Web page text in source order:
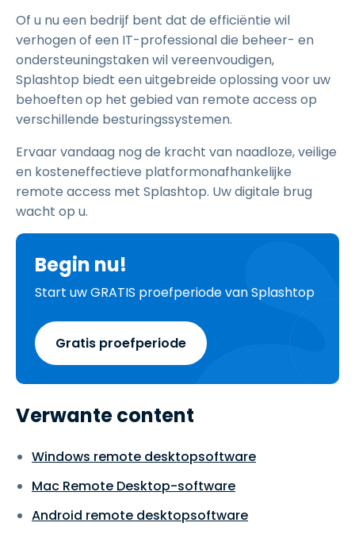
Of u nu een bedrijf bent dat de efficiëntie wil
verhogen of een IT-professional die beheer- en
ondersteuningstaken wil vereenvoudigen,
Splashtop biedt een uitgebreide oplossing voor uw
behoeften op het gebied van remote access op
verschillende besturingssystemen.
Ervaar vandaag nog de kracht van naadloze, veilige
en kosteneffectieve platformonafhankelijke
remote access met Splashtop. Uw digitale brug
wacht op u.
Begin nu!
Start uw GRATIS proefperiode van Splashtop
Gratis proefperiode
Verwante content
Windows remote desktopsoftware
Mac Remote Desktop-software
Android remote desktopsoftware